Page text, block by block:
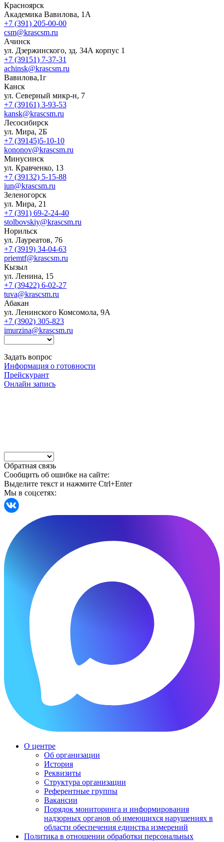
Красноярск
Академика Вавилова, 1А
+7 (391) 205-00-00
csm@krascsm.ru
Ачинск
ул. Дзержинского, зд. 34А корпус 1
+7 (39151) 7-37-31
achinsk@krascsm.ru
Вавилова,1г
Канск
ул. Северный микр-н, 7
+7 (39161) 3-93-53
kansk@krascsm.ru
Лесосибирск
ул. Мира, 2Б
+7 (39145)5-10-10
kononov@krascsm.ru
Минусинск
ул. Кравченко, 13
+7 (39132) 5-15-88
iun@krascsm.ru
Зеленогорск
ул. Мира, 21
+7 (391) 69-2-24-40
stolbovskiy@krascsm.ru
Норильск
ул. Лауреатов, 76
+7 (3919) 34-04-63
priemtf@krascsm.ru
Кызыл
ул. Ленина, 15
+7 (39422) 6-02-27
tuva@krascsm.ru
Абакан
ул. Ленинского Комсомола, 9А
+7 (3902) 305-823
imurzina@krascsm.ru
Задать вопрос
Информация о готовности
Прейскурант
Онлайн запись
Обратная связь
Сообщить об ошибке на сайте:
Выделите текст и нажмите Ctrl+Enter
Мы в соцсетях:
О центре
Об организации
История
Реквизиты
Структура организации
Референтные группы
Вакансии
Порядок мониторинга и информирования
надзорных органов об имеющихся нарушениях в
области обеспечения единства измерений
Политика в отношении обработки персональных